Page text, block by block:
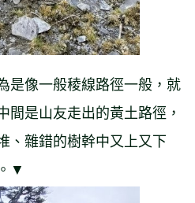
是像一般稜線路徑一般，就
間是山友走出的黃土路徑，
、雜錯的樹幹中又上又下
▼